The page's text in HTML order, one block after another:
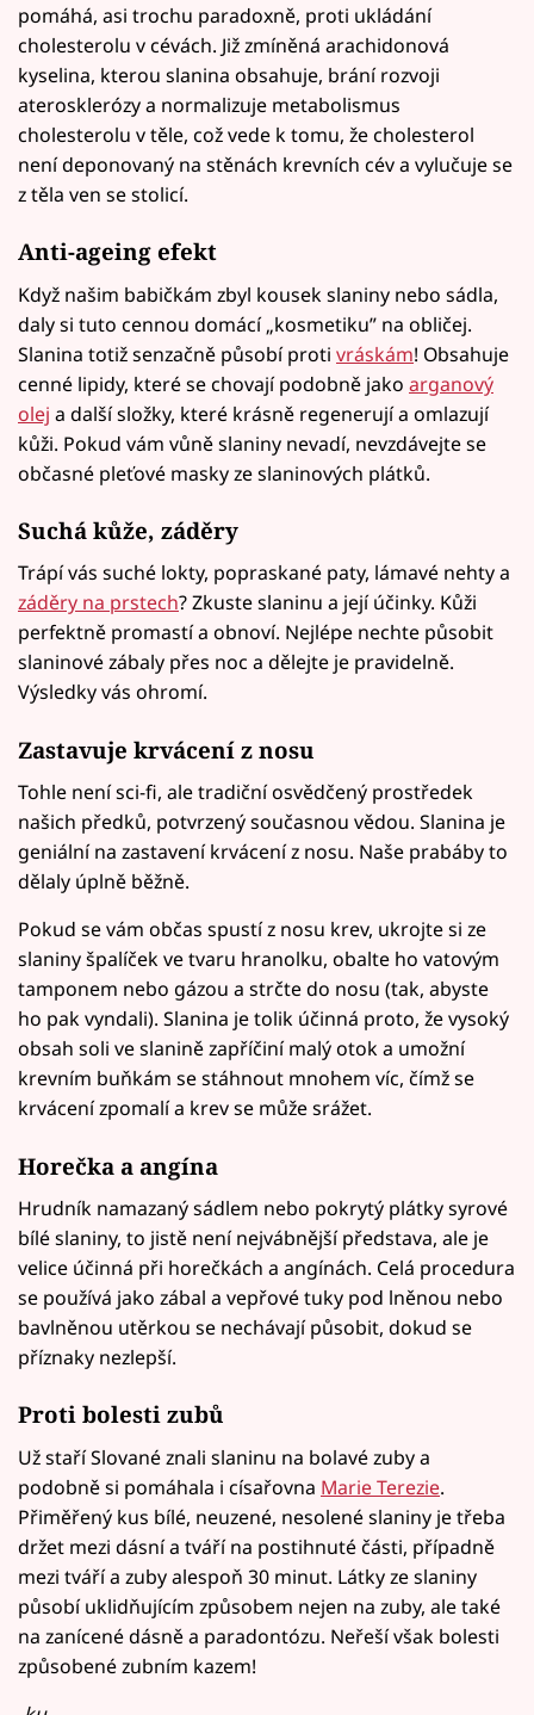
pomáhá, asi trochu paradoxně, proti ukládání
cholesterolu v cévách. Již zmíněná arachidonová
kyselina, kterou slanina obsahuje, brání rozvoji
aterosklerózy a normalizuje metabolismus
cholesterolu v těle, což vede k tomu, že cholesterol
není deponovaný na stěnách krevních cév a vylučuje se
z těla ven se stolicí.
Anti-ageing efekt
Když našim babičkám zbyl kousek slaniny nebo sádla,
daly si tuto cennou domácí „kosmetiku” na obličej.
Slanina totiž senzačně působí proti vráskám! Obsahuje
cenné lipidy, které se chovají podobně jako arganový
olej a další složky, které krásně regenerují a omlazují
kůži. Pokud vám vůně slaniny nevadí, nevzdávejte se
občasné pleťové masky ze slaninových plátků.
Suchá kůže, záděry
Trápí vás suché lokty, popraskané paty, lámavé nehty a
záděry na prstech? Zkuste slaninu a její účinky. Kůži
perfektně promastí a obnoví. Nejlépe nechte působit
slaninové zábaly přes noc a dělejte je pravidelně.
Výsledky vás ohromí.
Zastavuje krvácení z nosu
Tohle není sci-fi, ale tradiční osvědčený prostředek
našich předků, potvrzený současnou vědou. Slanina je
geniální na zastavení krvácení z nosu. Naše prabáby to
dělaly úplně běžně.
Pokud se vám občas spustí z nosu krev, ukrojte si ze
slaniny špalíček ve tvaru hranolku, obalte ho vatovým
tamponem nebo gázou a strčte do nosu (tak, abyste
ho pak vyndali). Slanina je tolik účinná proto, že vysoký
obsah soli ve slanině zapříčiní malý otok a umožní
krevním buňkám se stáhnout mnohem víc, čímž se
krvácení zpomalí a krev se může srážet.
Horečka a angína
Hrudník namazaný sádlem nebo pokrytý plátky syrové
bílé slaniny, to jistě není nejvábnější představa, ale je
velice účinná při horečkách a angínách. Celá procedura
se používá jako zábal a vepřové tuky pod lněnou nebo
bavlněnou utěrkou se nechávají působit, dokud se
příznaky nezlepší.
Proti bolesti zubů
Už staří Slované znali slaninu na bolavé zuby a
podobně si pomáhala i císařovna Marie Terezie.
Přiměřený kus bílé, neuzené, nesolené slaniny je třeba
držet mezi dásní a tváří na postihnuté části, případně
mezi tváří a zuby alespoň 30 minut. Látky ze slaniny
působí uklidňujícím způsobem nejen na zuby, ale také
na zanícené dásně a paradontózu. Neřeší však bolesti
způsobené zubním kazem!